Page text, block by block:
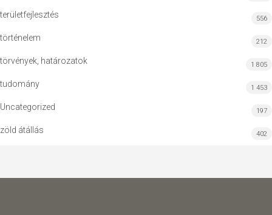
területfejlesztés 556
történelem 212
törvények, határozatok 1 805
tudomány 1 453
Uncategorized 197
zöld átállás 402